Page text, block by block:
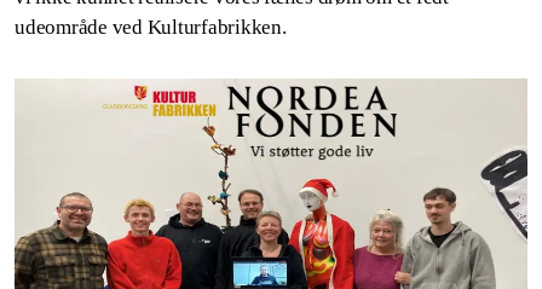
udeområde ved Kulturfabrikken.